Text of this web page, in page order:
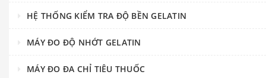
HỆ THỐNG KIỂM TRA ĐỘ BỀN GELATIN
MÁY ĐO ĐỘ NHỚT GELATIN
MÁY ĐO ĐA CHỈ TIÊU THUỐC